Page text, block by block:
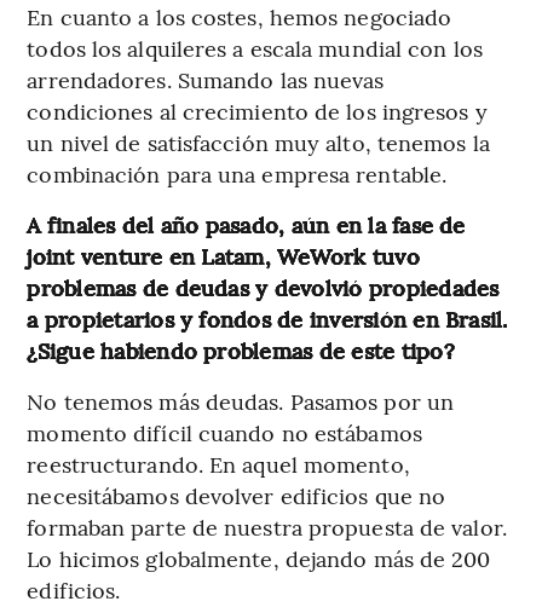
En cuanto a los costes, hemos negociado
todos los alquileres a escala mundial con los
arrendadores. Sumando las nuevas
condiciones al crecimiento de los ingresos y
un nivel de satisfacción muy alto, tenemos la
combinación para una empresa rentable.
A finales del año pasado, aún en la fase de
joint venture en Latam, WeWork tuvo
problemas de deudas y devolvió propiedades
a propietarios y fondos de inversión en Brasil.
¿Sigue habiendo problemas de este tipo?
No tenemos más deudas. Pasamos por un
momento difícil cuando no estábamos
reestructurando. En aquel momento,
necesitábamos devolver edificios que no
formaban parte de nuestra propuesta de valor.
Lo hicimos globalmente, dejando más de 200
edificios.